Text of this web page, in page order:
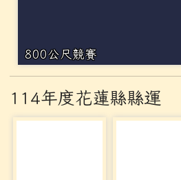
800公尺競賽
114年度花蓮縣縣運